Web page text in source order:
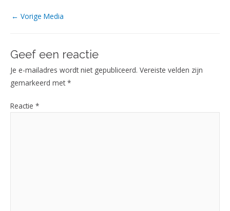
← Vorige Media
Geef een reactie
Je e-mailadres wordt niet gepubliceerd. Vereiste velden zijn
gemarkeerd met*
Reactie *